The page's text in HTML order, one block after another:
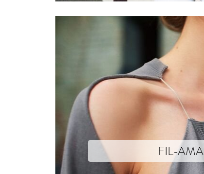
FIL-
Text yet to come
Photographs © Mathieu Drouet